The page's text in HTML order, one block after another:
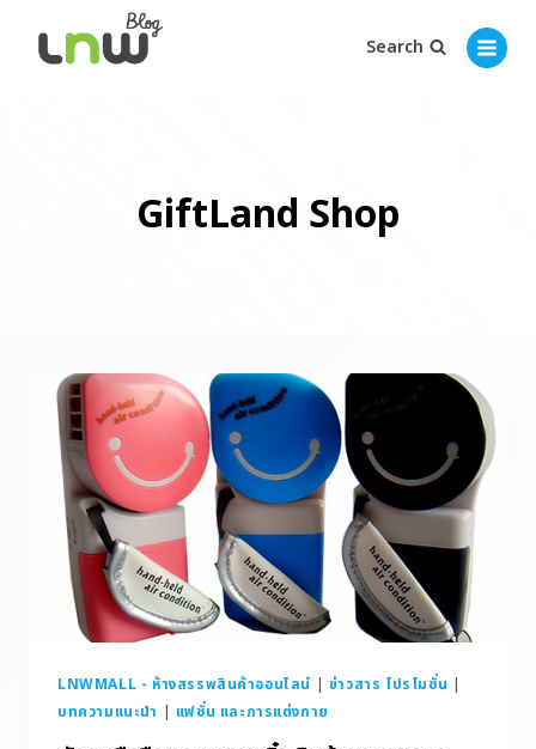
Search
GiftLand Shop
LNWMALL - ห้างสรรพสินค้าออนไลน์ | ข่าวสาร โปรโมชั่น |
บทความแนะนำ | แฟชั่น และการแต่งกาย